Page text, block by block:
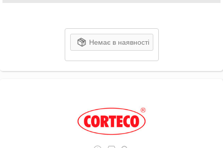
Немає в наявності